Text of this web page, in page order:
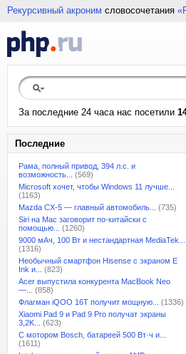
Рекурсивный акроним словосочетания
За последние 24 часа нас посетили
Последние
Рама, полный привод, 394 л.с. и
возможность...
(569)
Microsoft хочет, чтобы Windows 11 лучше...
(1163)
Mazda CX-5 — главный автомобиль...
(735)
Siri на Mac заговорит по-китайски с
помощью...
(1260)
9000 мАч, 100 Вт и нестандартная MediaTek...
(1316)
Необычный смартфон Hisense с экраном E
Ink и...
(823)
Acer выпустила конкурента MacBook Neo
—...
(858)
Флагман iQOO 16T получит мощную...
(1336)
Xiaomi Pad 9 и Pad 9 Pro получат экраны
3,2K...
(623)
С мотором Bosch, батареей 500 Вт·ч и...
(1611)